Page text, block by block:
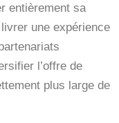
entièrement sa
une expérience
l’offre de
plus large de